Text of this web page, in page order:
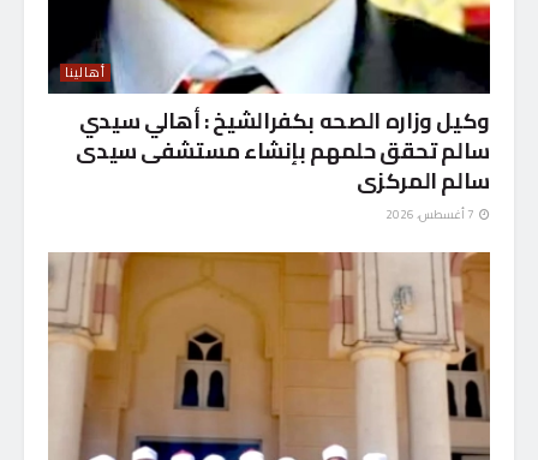
أهالينا
وكيل وزاره الصحه بكفرالشيخ : أهالي سيدي
سالم تحقق حلمهم بإنشاء مستشفى سيدى
سالم المركزى